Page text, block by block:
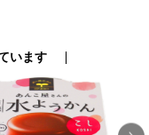
います